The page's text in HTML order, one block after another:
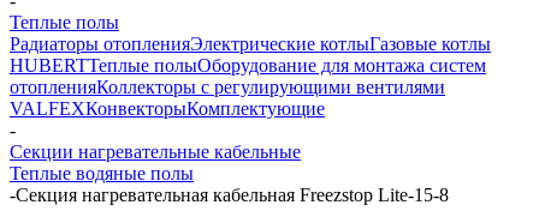
Теплые полы
Радиаторы отопленияЭлектрические котлыГазовые котлы
HUBERTТеплые полыОборудование для монтажа систем
отопленияКоллекторы с регулирующими вентилями
VALFEXКонвекторыКомплектующие
-
Секции нагревательные кабельные
Теплые водяные полы
-Секция нагревательная кабельная Freezstop Lite-15-8